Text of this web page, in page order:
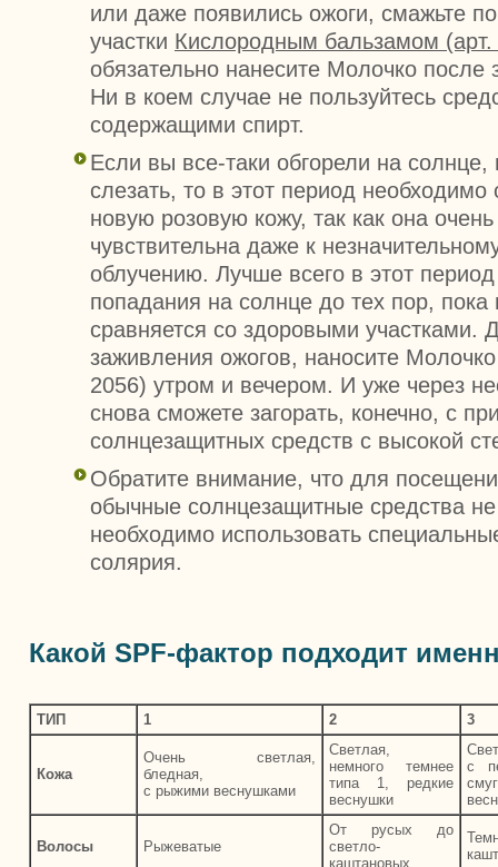
или даже появились ожоги, смажьте
участки Кислородным бальзамом (арт.
обязательно нанесите Молочко после
Ни в коем случае не пользуйтесь
содержащими спирт.
Если вы все-таки обгорели на солнце,
слезать, то в этот период необходимо
новую розовую кожу, так как она
чувствительна даже к
облучению. Лучше всего в этот период
попадания на солнце до тех пор, пока
сравняется со здоровыми участками.
заживления ожогов, наносите
2056) утром и вечером. И уже через
снова сможете загорать, конечно, с
солнцезащитных средств с высокой
Обратите внимание, что для
обычные солнцезащитные средства
необходимо использовать
солярия.
Какой SPF-фактор подходит
ТИП 1 2 3
Кожа
Очень светлая,
бледная,
c рыжими веснушками
Светлая,
немного темнее
типа 1, редкие
веснушки
с
Волосы Рыжеватые
От русых до
светло-
каштановых